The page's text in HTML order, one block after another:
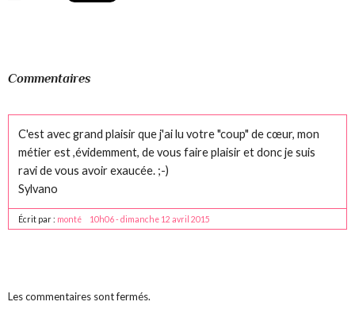
Commentaires
C'est avec grand plaisir que j'ai lu votre "coup" de cœur, mon
métier est ,évidemment, de vous faire plaisir et donc je suis
ravi de vous avoir exaucée. ;-)
Sylvano
Écrit par : monté 10h06-dimanche 12 avril 2015
Les commentaires sont fermés.